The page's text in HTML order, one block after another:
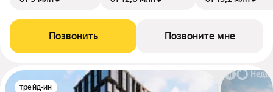
Позвонить Позвоните мне
трейд-ин